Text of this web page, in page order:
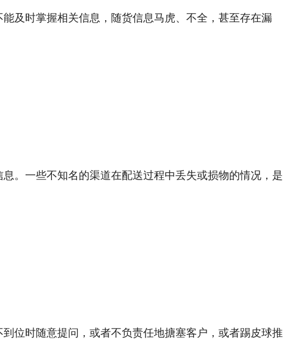
及时掌握相关信息，随货信息马虎、不全，甚至存在漏
。一些不知名的渠道在配送过程中丢失或损物的情况 ， 是
位时随意提问，或者不负责任地搪塞客户，或者踢皮球推